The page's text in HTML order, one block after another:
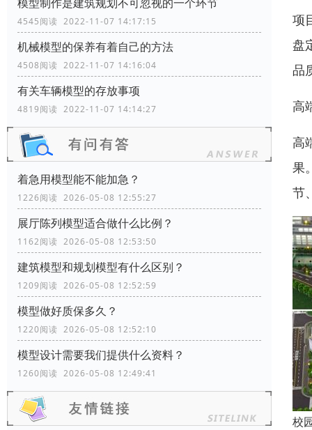
4545阅读 2022-11-07 14:17:15
机械模型的保养有着自己的方法
4508阅读 2022-11-07 14:16:04
有关车辆模型的存放事项
4819阅读 2022-11-07 14:14:27
着急用模型能不能加急？
1226阅读 2026-05-08 12:55:27
展厅陈列模型适合做什么比例？
1162阅读 2026-05-08 12:53:50
建筑模型和规划模型有什么区别？
1209阅读 2026-05-08 12:52:59
模型做好质保多久？
1220阅读 2026-05-08 12:52:10
模型设计需要我们提供什么资料？
1260阅读 2026-05-08 12:49:41
项
盘
品
高
高
果
节
校